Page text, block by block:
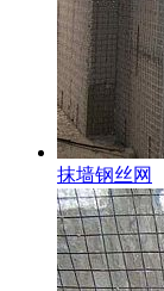
抹墙钢丝网